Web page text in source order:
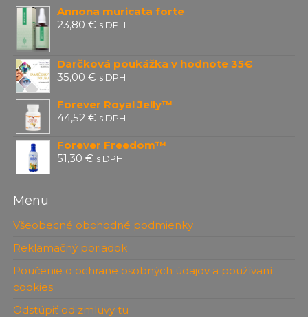
Annona muricata forte
23,80€ s DPH
Darčková poukážka v hodnote 35€
35,00€ s DPH
Forever Royal Jelly™
44,52€ s DPH
Forever Freedom™
51,30€ s DPH
Menu
Všeobecné obchodné podmienky
Reklamačný poriadok
Poučenie o ochrane osobných údajov a používaní
cookies
Odstúpiť od zmluvy tu